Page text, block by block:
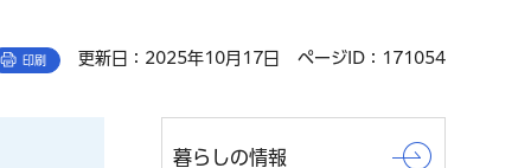
印刷 更新日：2025年10月17日 ページID：171054
暮らしの情報